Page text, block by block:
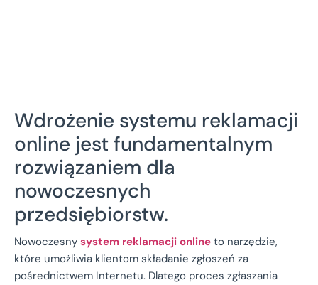
Wdrożenie systemu reklamacji
online jest fundamentalnym
rozwiązaniem dla
nowoczesnych
przedsiębiorstw.
Nowoczesny system reklamacji online to narzędzie,
które umożliwia klientom składanie zgłoszeń za
pośrednictwem Internetu. Dlatego proces zgłaszania